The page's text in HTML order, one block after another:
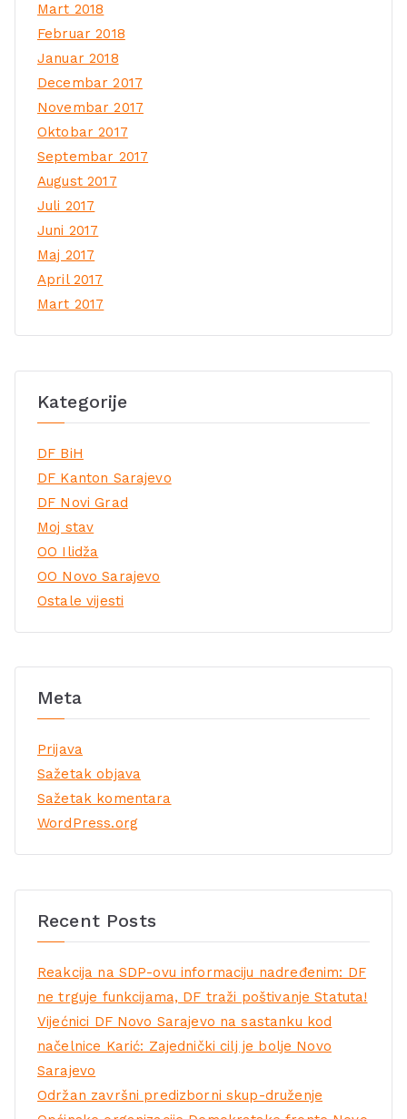
Mart 2018
Februar 2018
Januar 2018
Decembar 2017
Novembar 2017
Oktobar 2017
Septembar 2017
August 2017
Juli 2017
Juni 2017
Maj 2017
April 2017
Mart 2017
Kategorije
DF BiH
DF Kanton Sarajevo
DF Novi Grad
Moj stav
OO Ilidža
OO Novo Sarajevo
Ostale vijesti
Meta
Prijava
Sažetak objava
Sažetak komentara
WordPress.org
Recent Posts
Reakcija na SDP-ovu informaciju nadređenim: DF
ne trguje funkcijama, DF traži poštivanje Statuta!
Vijećnici DF Novo Sarajevo na sastanku kod
načelnice Karić: Zajednički cilj je bolje Novo
Sarajevo
Održan završni predizborni skup-druženje